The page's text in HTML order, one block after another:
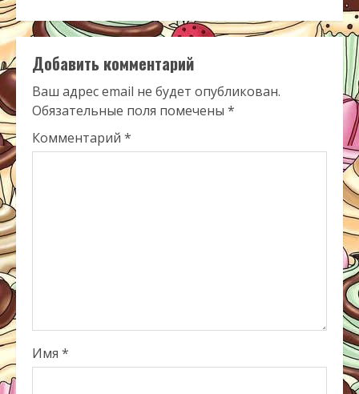
Добавить комментарий
Ваш адрес email не будет опубликован.
Обязательные поля помечены *
Комментарий *
Имя *